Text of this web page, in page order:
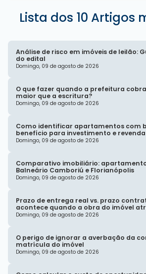
Lista dos 10 Artigos
Análise de risco em imóveis de leilão:
do edital
Domingo, 09 de agosto de 2026
O que fazer quando a prefeitura cobra
maior que a escritura?
Domingo, 09 de agosto de 2026
Como identificar apartamentos com
benefício para investimento e
Domingo, 09 de agosto de 2026
Comparativo imobiliário:
Balneário Camboriú e Florianópolis
Domingo, 09 de agosto de 2026
Prazo de entrega real vs. prazo
acontece quando a obra do imóvel
Domingo, 09 de agosto de 2026
O perigo de ignorar a averbação da
matrícula do imóvel
Domingo, 09 de agosto de 2026